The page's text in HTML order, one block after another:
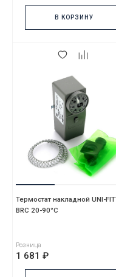
В КОРЗИНУ
Термостат накладной UNI-
BRC 20-90°С
Розница
1 681 ₽